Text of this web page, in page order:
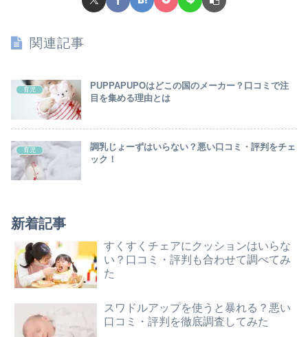
関連記事
育児
PUPPAPUPOはどこの国のメーカー？口コミで注
目を集める理由とは
育児
調乳じょーずはいらない？悪い口コミ・評判をチェ
ック！
新着記事
すくすくチェアにクッションはいらな
い？口コミ・評判も合わせて調べてみ
た
スワドルアップを使うと暴れる？悪い
口コミ・評判を徹底調査してみた